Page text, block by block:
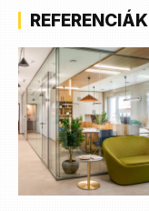
REFERENCIÁK